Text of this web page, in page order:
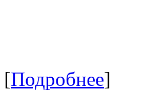
[Подробнее]